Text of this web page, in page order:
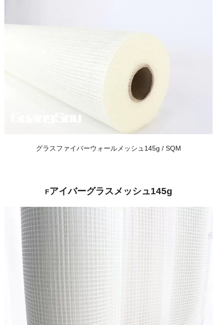
グラスファイバーウォールメッシュ145g / SQM
Fアイバーグラスメッシュ145g